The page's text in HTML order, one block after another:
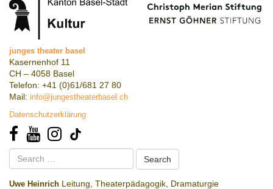
junges theater basel
Kasernenhof 11
CH – 4058 Basel
Telefon: +41 (0)61/681 27 80
Mail: info@jungestheaterbasel.ch
Datenschutzerklärung
Search
for:
Uwe Heinrich Leitung, Theaterpädagogik, Dramaturgie